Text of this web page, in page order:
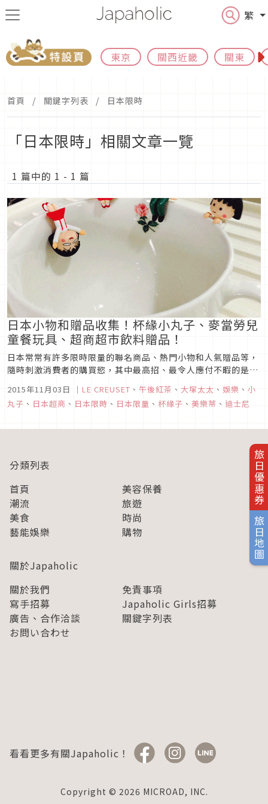
繁
東京 關西近畿 關東
旅日優惠券
旅日地圖
首頁 關鍵字列表 日本限時
「日本限時」相關文章一覽
1 篇中的 1 - 1 篇
日本小物和贈品收集！杯緣小丸子、麥當勞兒
童餐玩具、超商超市飲料贈品！
日本常常有許多限時限量的聯名商品、熱門小物和人氣贈品等，
隨時刺激消費者的購買慾，其中最高招、最令人應付不暇的是同
一種商品還設計出許多不同的款式，讓人想全數收集起來才肯罷
休！此外有些商品還常常搭配各式各樣的銷售活動，比如限定期
間的扭蛋、兒童套餐的贈品、商品點數兌換贈品、超商超市飲料
2015年11月03日 ｜ LE CREUSET 、 午後紅茶 、 大塚太太 、 娛樂 、 小
丸子 、 日本超商 、 日本限時 、 日本限量 、 杯緣子 、 美樂蒂 、 迪士尼
分類列表
首頁
美容保養
潮流
旅遊
美食
時尚
藝能娛樂
購物
關於Japaholic
關於我們
免責事項
寫手招募
Japaholic Girls招募
廣告、合作洽談
關鍵字列表
お問い合わせ
看看更多有關Japaholic！
Copyright © 2026 MICROAD, INC.